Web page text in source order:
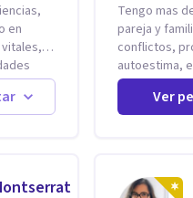
en
además
Tengo mas
pareja y
conflictos,
autoestima,
personas
problemas
Desarrollo de
vital para la
vision.
Ver